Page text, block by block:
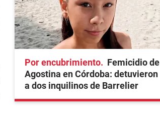
Por encubrimiento
Femicidio de
Agostina en Córdoba: detuvieron
a dos inquilinos de Barrelier